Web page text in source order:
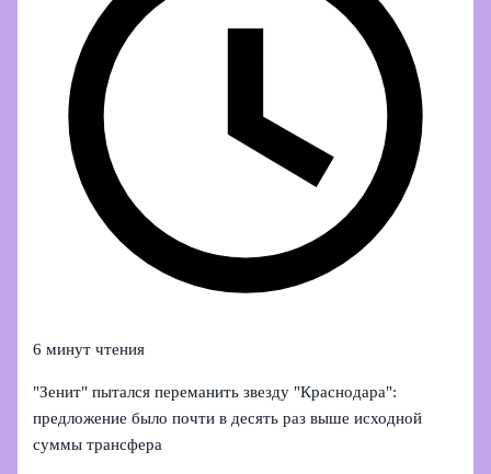
6 минут чтения
"Зенит" пытался переманить звезду "Краснодара":
предложение было почти в десять раз выше исходной
суммы трансфера